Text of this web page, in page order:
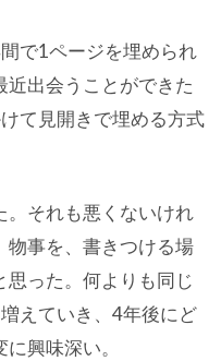
で1ページを埋められ
近出会うことができた
て見開きで埋める方式
。それも悪くないけれ
物事を、書きつける場
った。何よりも同じ
えていき、4年後にど
興味深い。